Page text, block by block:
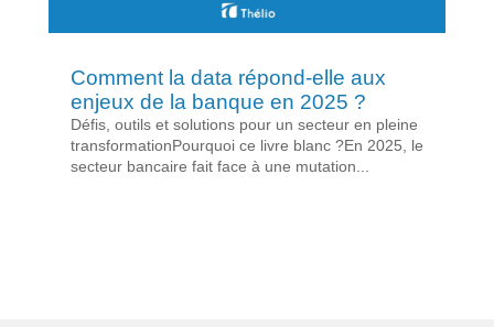
Comment la data répond-elle aux
enjeux de la banque en 2025 ?
Défis, outils et solutions pour un secteur en pleine
transformationPourquoi ce livre blanc ?En 2025, le
secteur bancaire fait face à une mutation...